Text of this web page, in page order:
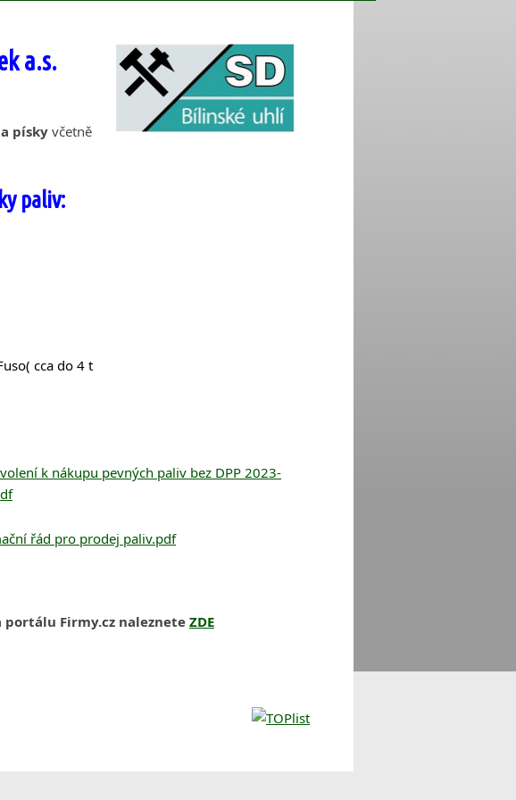
a.s.
pískyvčetně
paliv:
cca do 4 t
k nákupu pevných paliv bez DPP 2023-
řád pro prodej paliv.pdf
portálu Firmy.cz nalezneteZDE